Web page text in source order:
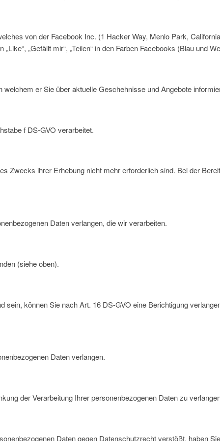
von der Facebook Inc. (1 Hacker Way, Menlo Park,
„Gefällt mir“, „Teilen“ in den Farben Facebooks (Blau und
er Sie über aktuelle Geschehnisse und Angebote
f DS-GVO verarbeitet.
Zwecks ihrer Erhebung nicht mehr erforderlich sind. Bei der
Daten verlangen, die wir verarbeiten.
(siehe oben).
sein, können Sie nach Art. 16 DS-GVO eine Berichtigung
Daten verlangen.
der Verarbeitung Ihrer personenbezogenen Daten zu
Daten gegen Datenschutzrecht verstößt, haben